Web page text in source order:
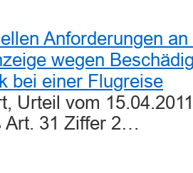
Anforderungen an
wegen
bei einer Flugreise
Urteil vom
Art. 31 Ziffer 2…